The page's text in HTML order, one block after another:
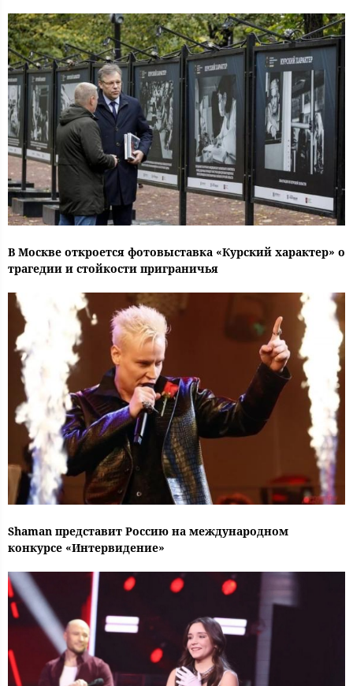
В Москве откроется фотовыставка «Курский характер» о
трагедии и стойкости приграничья
Shaman представит Россию на международном
конкурсе «Интервидение»